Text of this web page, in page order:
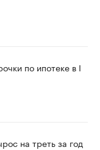
по ипотеке в I
на треть за год